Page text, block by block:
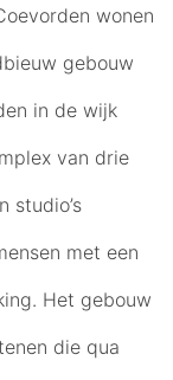
wonen
gebouw
in de wijk
van drie
studio’s
met een
Het gebouw
die qua